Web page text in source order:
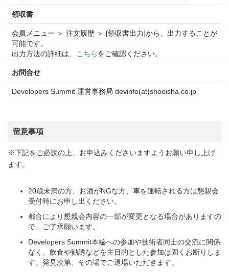
領収書
会員メニュー ＞ 注文履歴 ＞ [領収書出力]から、出力することが
可能です。
出力方法の詳細は、
こちらをご確認ください。
お問合せ
Developers Summit 運営事務局 devinfo(at)shoeisha.co.jp
留意事項
※下記をご必読の上、お申込みくださいますようお願い申し上げ
ます。
20歳未満の方、お酒がNGな方、車を運転される方は懇親会
受付時にお申し出ください。
都合により懇親会内容の一部が変更となる場合がありますの
で、ご了承願います。
Developers Summit本編への参加や技術者同士の交流に関係
なく、飲食や勧誘などを主目的とした参加は固くお断りしま
す。発見次第、その場でご退場いただきます。